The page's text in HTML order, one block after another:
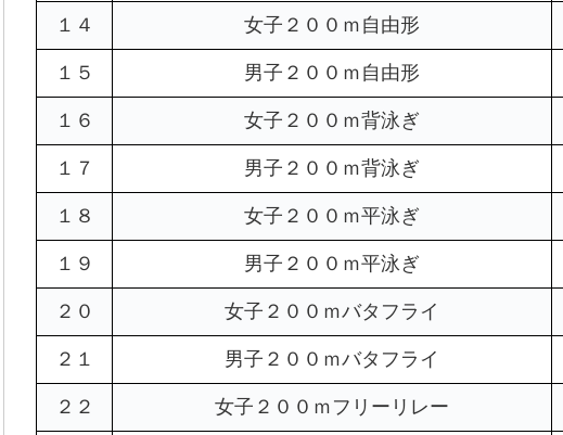
１４ 女子２００ｍ自由形
１５ 男子２００ｍ自由形
１６ 女子２００ｍ背泳ぎ
１７ 男子２００ｍ背泳ぎ
１８ 女子２００ｍ平泳ぎ
１９ 男子２００ｍ平泳ぎ
２０ 女子２００ｍバタフライ
２１ 男子２００ｍバタフライ
２２ 女子２００ｍフリーリレー